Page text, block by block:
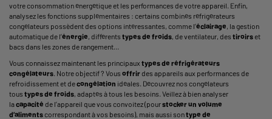
votre consommation énergétique et les performances de votre appareil. Enfin,
analysez les fonctions supplémentaires : certains combinés réfrigérateurs
congélateurs possèdent des options intéressantes, comme l’éclairage , la gestion
automatique de l’énergie , différents types de froids , de ventilateur, des tiroirset
bacs dans les zones de rangement…
Vous connaissez maintenant les principaux types de réfrigérateurs
congélateurs . Notre objectif ? Vous offrirdes appareils aux performances de
refroidissement et decongélation idéales. Découvrez nos congélateurs
tous types de froids , adaptés à tous les besoins. Veillez à bien analyser
lacapacité de l’appareil que vous convoitez (pourstocker un volume
d’alimentscorrespondant à vos besoins), mais aussi sontype de